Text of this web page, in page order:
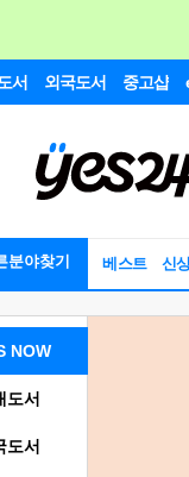
서 외국도서 중고샵
분야찾기 베스트 신
NOW
도서
도서